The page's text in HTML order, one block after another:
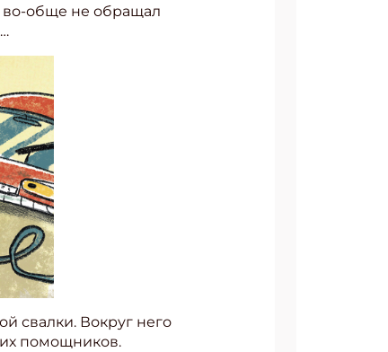
во-обще не обращал
свалки. Вокруг него
помощников.